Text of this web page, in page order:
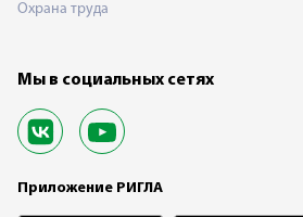
Охрана труда
Мы в социальных сетях
Приложение РИГЛА